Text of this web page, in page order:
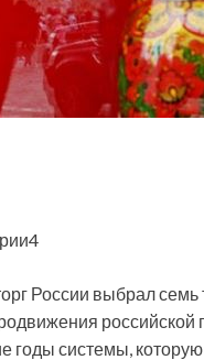
России выбрал семь
годы системы,